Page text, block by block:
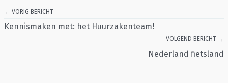
← VORIG BERICHT
Kennismaken met: het Huurzakenteam!
VOLGEND BERICHT →
Nederland fietsland